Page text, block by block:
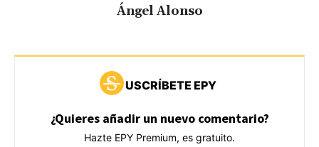
Ángel Alonso
USCRÍBETE EPY
¿Quieres añadir un nuevo comentario?
Hazte EPY Premium, es gratuito.